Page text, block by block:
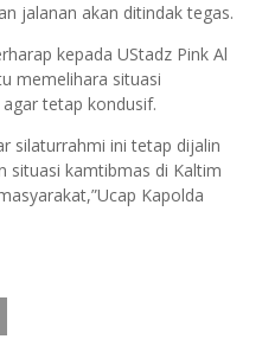
jalanan akan ditindak tegas.
kepada UStadz Pink Al
memelihara situasi
tetap kondusif.
silaturrahmi ini tetap dijalin
situasi kamtibmas di Kaltim
Kapolda